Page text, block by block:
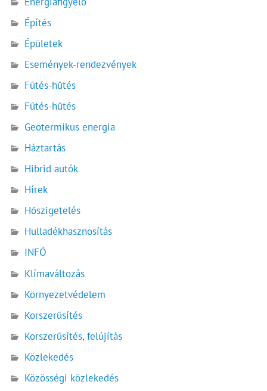
Építés
Épületek
Események-rendezvények
Fűtés-hűtés
Fűtés-hűtés
Geotermikus energia
Háztartás
Hibrid autók
Hírek
Hőszigetelés
Hulladékhasznosítás
INFÓ
Klímaváltozás
Környezetvédelem
Korszerűsítés
Korszerűsítés, felújítás
Közlekedés
Közösségi közlekedés